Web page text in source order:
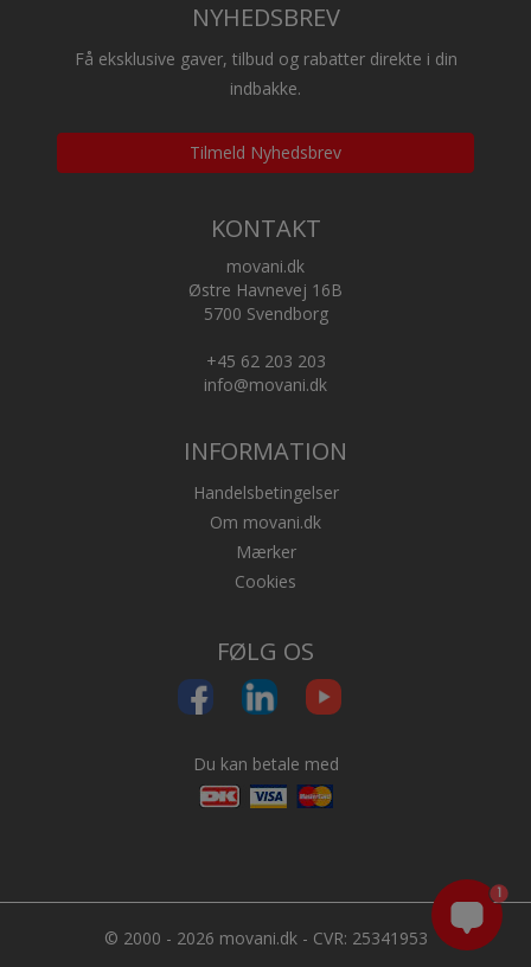
NYHEDSBREV
Få eksklusive gaver, tilbud og rabatter direkte i din
indbakke.
Tilmeld Nyhedsbrev
KONTAKT
movani.dk
Østre Havnevej 16B
5700 Svendborg
+45 62 203 203
info@movani.dk
INFORMATION
Handelsbetingelser
Om movani.dk
Mærker
Cookies
FØLG OS
Du kan betale med
© 2000 - 2026 movani.dk - CVR: 25341953
1